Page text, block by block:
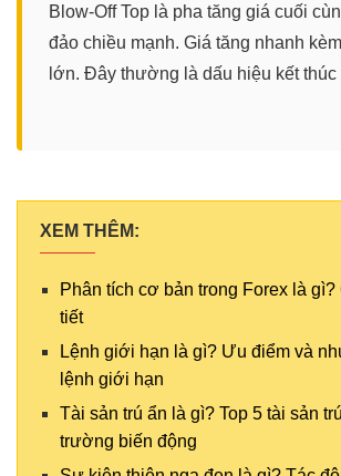
Blow-Off Top là pha tăng giá cuối
đảo chiều mạnh. Giá tăng nhanh
lớn. Đây thường là dấu hiệu kết
XEM THÊM:
Phân tích cơ bản trong Forex là gì?
tiết
Lệnh giới hạn là gì? Ưu điểm và
lệnh giới hạn
Tài sản trú ẩn là gì? Top 5 tài sản
trường biến động